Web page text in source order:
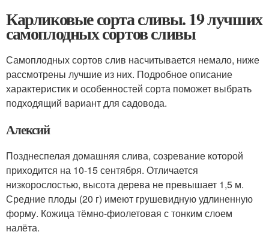
Карликовые сорта сливы. 19 лучших
самоплодных сортов сливы
Самоплодных сортов слив насчитывается немало, ниже
рассмотрены лучшие из них. Подробное описание
характеристик и особенностей сорта поможет выбрать
подходящий вариант для садовода.
Алексий
Позднеспелая домашняя слива, созревание которой
приходится на 10-15 сентября. Отличается
низкорослостью, высота дерева не превышает 1,5 м.
Средние плоды (20 г) имеют грушевидную удлиненную
форму. Кожица тёмно-фиолетовая с тонким слоем
налёта.